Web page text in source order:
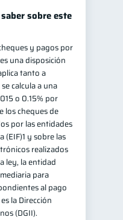
sobre este
y pagos por
una disposición
tanto a
calcula a una
o 0.15% por
los cheques de
por las entidades
y sobre las
realizados
ley, la entidad
para
al pago
la Dirección
(DGII).